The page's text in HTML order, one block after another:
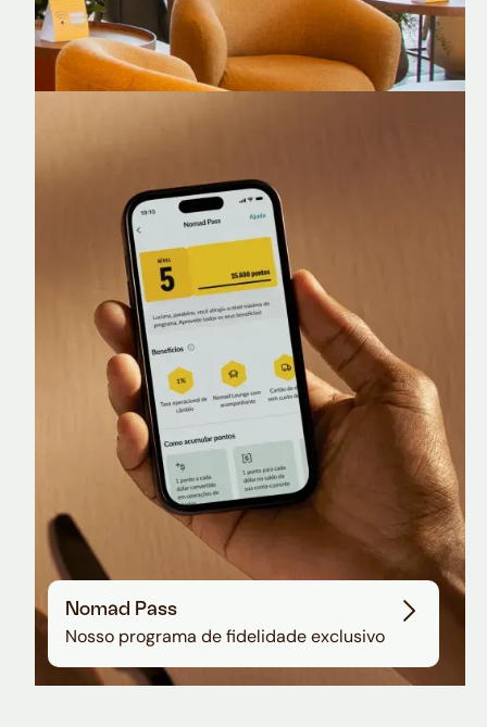
Nomad Lounge
Sala VIP no Aeroporto de Guarulhos
Nomad Pass
Nosso programa de fidelidade exclusivo